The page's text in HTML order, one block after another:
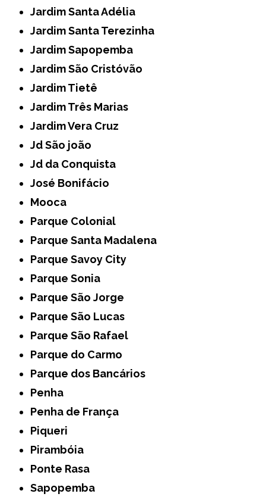
Jardim Santa Adélia
Jardim Santa Terezinha
Jardim Sapopemba
Jardim São Cristóvão
Jardim Tietê
Jardim Três Marias
Jardim Vera Cruz
Jd São joão
Jd da Conquista
José Bonifácio
Mooca
Parque Colonial
Parque Santa Madalena
Parque Savoy City
Parque Sonia
Parque São Jorge
Parque São Lucas
Parque São Rafael
Parque do Carmo
Parque dos Bancários
Penha
Penha de França
Piqueri
Pirambóia
Ponte Rasa
Sapopemba